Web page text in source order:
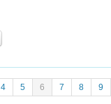
... )
4 5 6 7 8 9